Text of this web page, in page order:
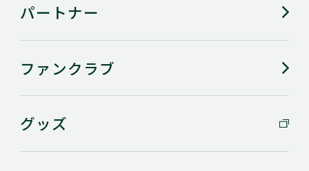
パートナー
ファンクラブ
グッズ